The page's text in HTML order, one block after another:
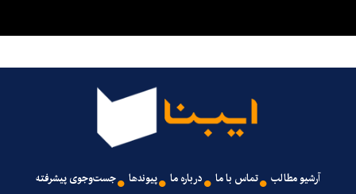
آرشیو مطالب تماس با ما درباره ما پیوندها جست‌وجوی پیشرفته